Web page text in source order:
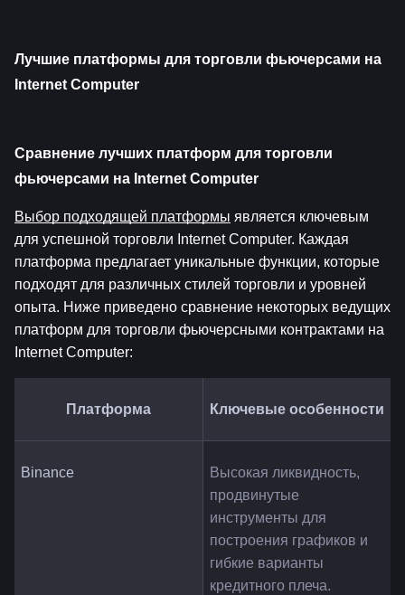
Лучшие платформы для торговли фьючерсами на
Internet Computer
Сравнение лучших платформ для торговли
фьючерсами на Internet Computer
Выбор подходящей платформы является ключевым
для успешной торговли Internet Computer. Каждая
платформа предлагает уникальные функции, которые
подходят для различных стилей торговли и уровней
опыта. Ниже приведено сравнение некоторых ведущих
платформ для торговли фьючерсными контрактами на
Internet Computer:
Платформа Ключевые особенности
Binance
Высокая ликвидность,
продвинутые
инструменты для
построения графиков и
гибкие варианты
кредитного плеча.